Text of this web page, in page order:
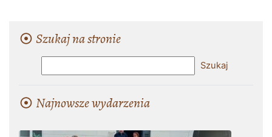
Szukaj na stronie
Najnowsze wydarzenia